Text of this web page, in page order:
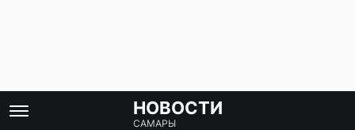
НОВОСТИ
САМАРЫ